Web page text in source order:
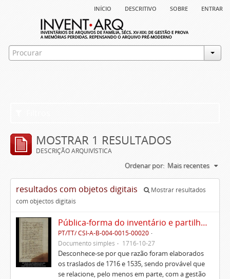
início descritivo sobre entrar
MOSTRAR 1 RESULTADOS
DESCRIÇÃO ARQUIVÍSTICA
Ordenar por: Mais recentes
resultados com objetos digitais
Mostrar resultados
com objectos digitais
Pública-forma do inventário e partilhas dos bens de Vasco Queimado
PT/TT/ CSI-A-B-004-0015-00020
Documento simples
1716-10-27
Desconhece-se por que razão foram elaborados
os traslados de 1716 e 1535, sendo provável que
se relacione, pelo menos em parte, com a gestão